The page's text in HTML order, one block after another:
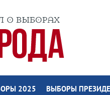
2025 ВЫБОРЫ